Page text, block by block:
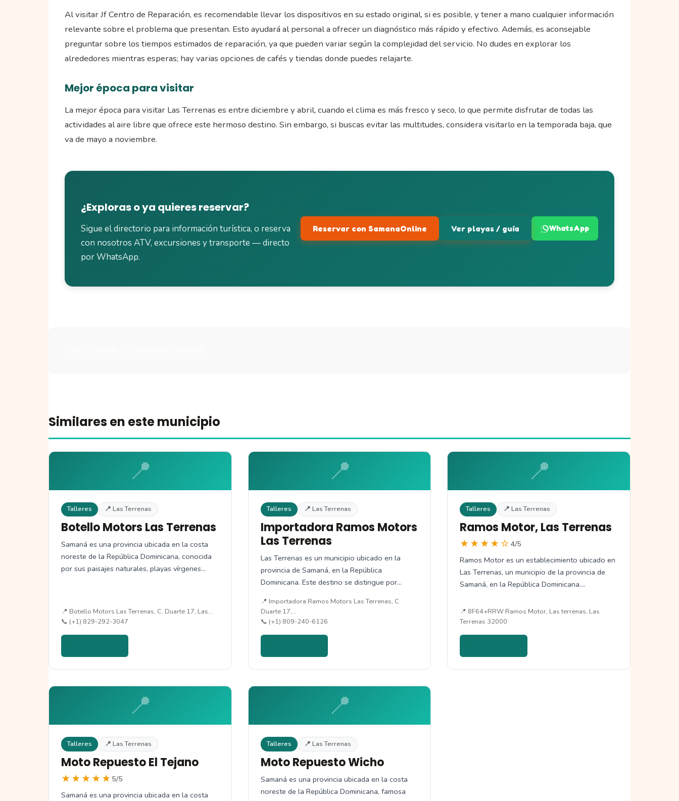
Al visitar Jf Centro de Reparación, es recomendable llevar los dispositivos en su estado original, si es posible, y tener a mano cualquier información
relevante sobre el problema que presentan. Esto ayudará al personal a ofrecer un diagnóstico más rápido y efectivo. Además, es aconsejable
preguntar sobre los tiempos estimados de reparación, ya que pueden variar según la complejidad del servicio. No dudes en explorar los
alrededores mientras esperas; hay varias opciones de cafés y tiendas donde puedes relajarte.
Mejor época para visitar
La mejor época para visitar Las Terrenas es entre diciembre y abril, cuando el clima es más fresco y seco, lo que permite disfrutar de todas las
actividades al aire libre que ofrece este hermoso destino. Sin embargo, si buscas evitar las multitudes, considera visitarlo en la temporada baja, que
va de mayo a noviembre.
¿Exploras o ya quieres reservar?
Sigue el directorio para información turística, o reserva
con nosotros ATV, excursiones y transporte — directo
por WhatsApp.
Reservar con SamanaOnline Ver playas / guía WhatsApp
Similares en este municipio
📍
Talleres 📍 Las Terrenas
Botello Motors Las Terrenas
Samaná es una provincia ubicada en la costa
noreste de la República Dominicana, conocida
por sus paisajes naturales, playas vírgenes…
📍 Botello Motors Las Terrenas, C. Duarte 17, Las…
📞 (+1) 829-292-3047
📍
Talleres 📍 Las Terrenas
Importadora Ramos Motors
Las Terrenas
Las Terrenas es un municipio ubicado en la
provincia de Samaná, en la República
Dominicana. Este destino se distingue por…
📍 Importadora Ramos Motors Las Terrenas, C.
Duarte 17,…
📞 (+1) 809-240-6126
📍
Talleres 📍 Las Terrenas
Ramos Motor, Las Terrenas
★★★★☆ 4/5
Ramos Motor es un establecimiento ubicado en
Las Terrenas, un municipio de la provincia de
Samaná, en la República Dominicana.…
📍 8F64+RRW Ramos Motor, Las terrenas, Las
Terrenas 32000
📍
Talleres 📍 Las Terrenas
Moto Repuesto El Tejano
★★★★★ 5/5
Samaná es una provincia ubicada en la costa
📍
Talleres 📍 Las Terrenas
Moto Repuesto Wicho
Samaná es una provincia ubicada en la costa
noreste de la República Dominicana, famosa